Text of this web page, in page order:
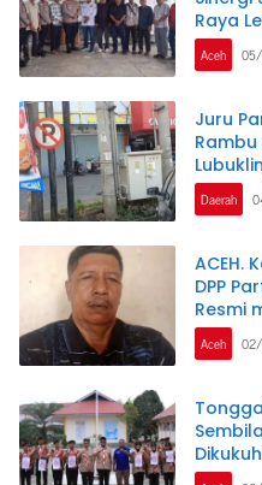
Raya
Aceh
Juru
Daerah
ACEH.
DPP
Resmi
( WAN
Aceh